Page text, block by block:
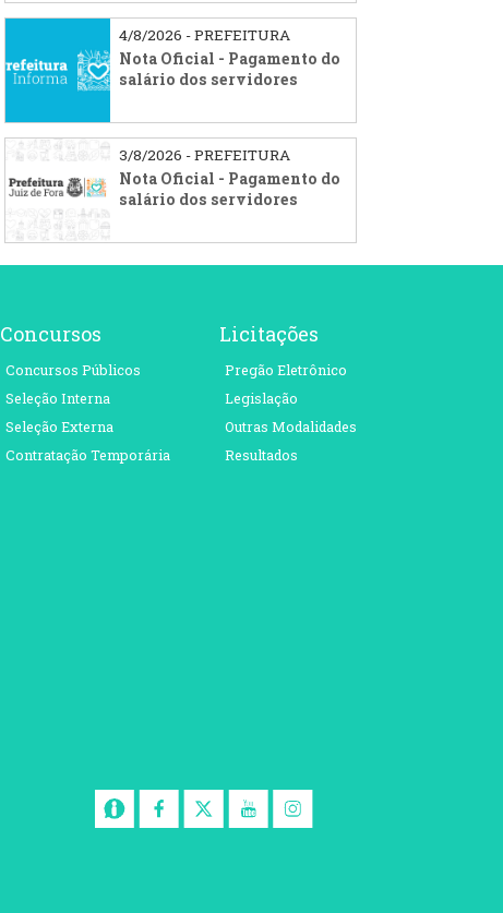
4/8/2026 - PREFEITURA
Nota Oficial - Pagamento do
salário dos servidores
3/8/2026 - PREFEITURA
Nota Oficial - Pagamento do
salário dos servidores
Concursos
Concursos Públicos
Seleção Interna
Seleção Externa
Contratação Temporária
Licitações
Pregão Eletrônico
Legislação
Outras Modalidades
Resultados